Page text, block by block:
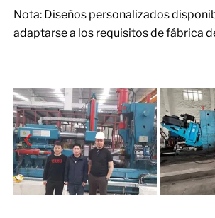
Nota: Diseños personalizados
adaptarse a los requisitos de fábrica